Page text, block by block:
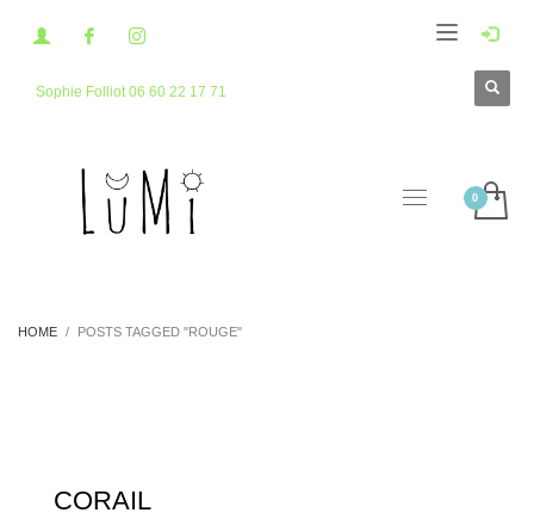
Sophie Folliot 06 60 22 17 71
HOME POSTS TAGGED "ROUGE"
CORAIL